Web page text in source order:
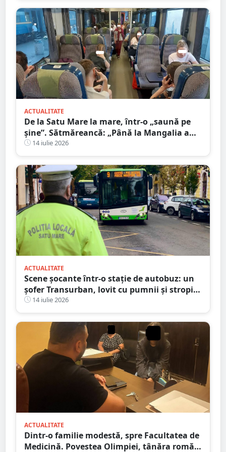
ACTUALITATE
De la Satu Mare la mare, într-o „saună pe
șine”. Sătmăreancă: „Până la Mangalia a
fost un calvar”
14 iulie 2026
ACTUALITATE
Scene șocante într-o stație de autobuz: un
șofer Transurban, lovit cu pumnii și stropit
cu spray lacrimogen
14 iulie 2026
ACTUALITATE
Dintr-o familie modestă, spre Facultatea de
Medicină. Povestea Olimpiei, tânăra romă